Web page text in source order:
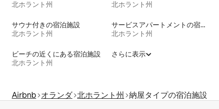
北ホラント州
北ホラント州
サウナ付きの宿泊施設
北ホラント州
サービスアパートメントの宿泊施設
北ホラント州
ビーチの近くにある宿泊施設
北ホラント州
さらに表示
Airbnb オランダ 北ホラント州 納屋タイプの宿泊施設